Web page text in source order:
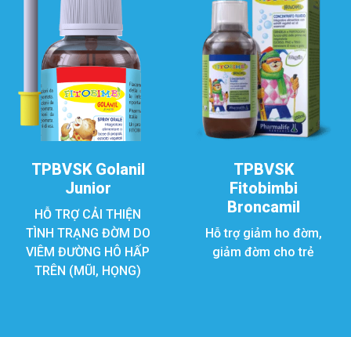
TPBVSK Golanil
Junior
HỖ TRỢ CẢI THIỆN
TÌNH TRẠNG ĐỜM DO
VIÊM ĐƯỜNG HÔ HẤP
TRÊN (MŨI, HỌNG)
TPBVSK
Fitobimbi
Broncamil
Hỗ trợ giảm ho đờm,
giảm đờm cho trẻ